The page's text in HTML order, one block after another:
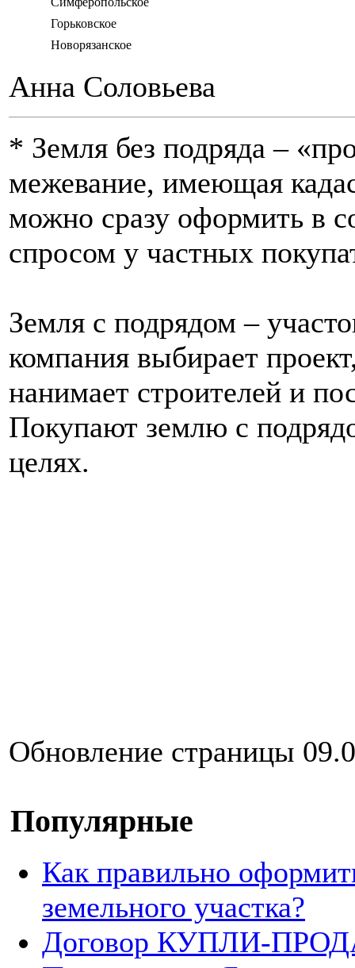
Горьковское
Новорязанское
Анна Соловьева
* Земля без подряда –
межевание, имеющая
можно сразу оформить в
спросом у частных
Земля с подрядом –
компания выбирает
нанимает строителей и
Покупают землю с
целях.
Обновление страницы
Популярные
Как правильно
земельного участка?
Договор КУПЛИ-